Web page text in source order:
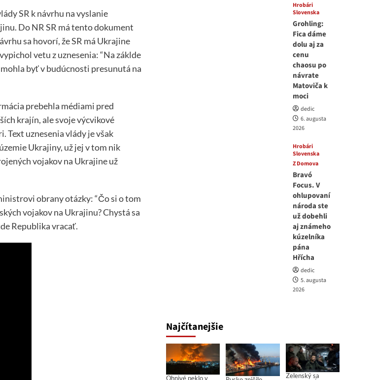
SR k návrhu na vyslanie
Do NR SR má tento dokument
sa hovorí, že SR má Ukrajine
vetu z uznesenia: “Na záklde
byť v budúcnosti presunutá na
prebehla médiami pred
krajín, ale svoje výcvikové
Text uznesenia vlády je však
Ukrajiny, už jej v tom nik
vojakov na Ukrajine už
obrany otázky: “Čo si o tom
vojakov na Ukrajinu? Chystá sa
Republika vracať.
Hrobári
Slovenska
Grohling:
Fica dáme
dolu aj za
cenu
chaosu po
návrate
Matoviča k
moci
dedic
6. augusta
2026
Hrobári
Slovenska
Z Domova
Bravó
Focus. V
ohlupovaní
národa ste
už dobehli
aj známeho
kúzelníka
pána
Hřícha
dedic
5. augusta
2026
Najčítanejšie
Ohnivé peklo v
Zelenský sa